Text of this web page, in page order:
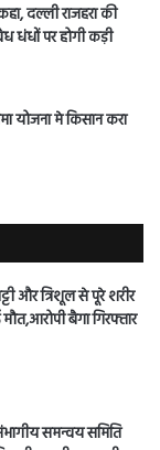
दल्ली राजहरा की
धंधों पर होगी कड़ी
योजना मे किसान करा
और त्रिशूल से पूरे शरीर
बैगा गिरफ्तार
समन्वय समिति